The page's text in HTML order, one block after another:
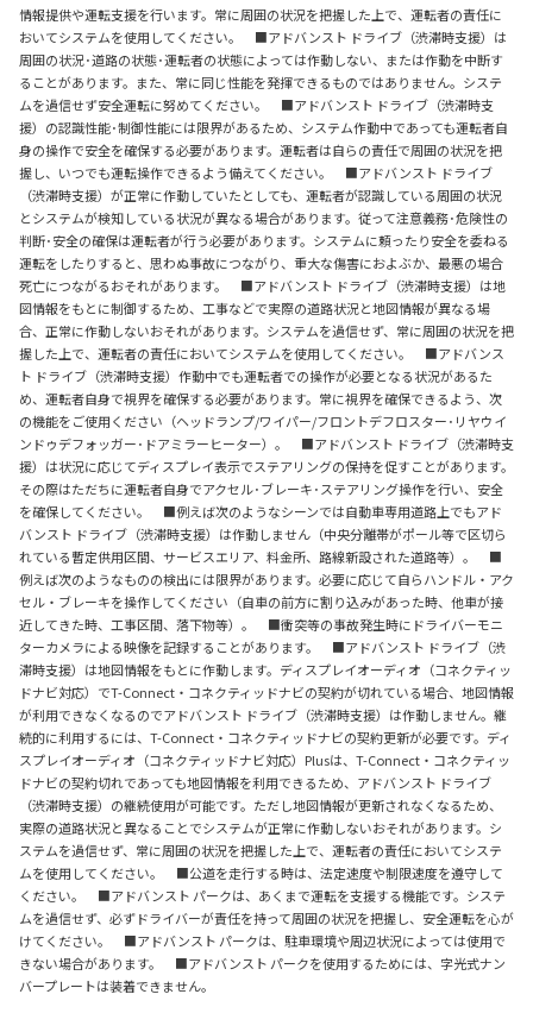
情報提供や運転支援を行います。常に周囲の状況を把握した上で、運転者の責任に
おいてシステムを使用してください。 ■アドバンスト ドライブ（渋滞時支援）は
周囲の状況･道路の状態･運転者の状態によっては作動しない、または作動を中断す
ることがあります。また、常に同じ性能を発揮できるものではありません。システ
ムを過信せず安全運転に努めてください。 ■アドバンスト ドライブ（渋滞時支
援）の認識性能･制御性能には限界があるため、システム作動中であっても運転者自
身の操作で安全を確保する必要があります。運転者は自らの責任で周囲の状況を把
握し、いつでも運転操作できるよう備えてください。 ■アドバンスト ドライブ
（渋滞時支援）が正常に作動していたとしても、運転者が認識している周囲の状況
とシステムが検知している状況が異なる場合があります。従って注意義務･危険性の
判断･安全の確保は運転者が行う必要があります。システムに頼ったり安全を委ねる
運転をしたりすると、思わぬ事故につながり、重大な傷害におよぶか、最悪の場合
死亡につながるおそれがあります。 ■アドバンスト ドライブ（渋滞時支援）は地
図情報をもとに制御するため、工事などで実際の道路状況と地図情報が異なる場
合、正常に作動しないおそれがあります。システムを過信せず、常に周囲の状況を把
握した上で、運転者の責任においてシステムを使用してください。 ■アドバンス
ト ドライブ（渋滞時支援）作動中でも運転者での操作が必要となる状況があるた
め、運転者自身で視界を確保する必要があります。常に視界を確保できるよう、次
の機能をご使用ください（ヘッドランプ/ワイパー/フロントデフロスター･リヤウイ
ンドゥデフォッガー･ドアミラーヒーター）。 ■アドバンスト ドライブ（渋滞時支
援）は状況に応じてディスプレイ表示でステアリングの保持を促すことがあります。
その際はただちに運転者自身でアクセル･ブレーキ･ステアリング操作を行い、安全
を確保してください。 ■例えば次のようなシーンでは自動車専用道路上でもアド
バンスト ドライブ（渋滞時支援）は作動しません（中央分離帯がポール等で区切ら
れている暫定供用区間、サービスエリア、料金所、路線新設された道路等）。 ■
例えば次のようなものの検出には限界があります。必要に応じて自らハンドル・アク
セル・ブレーキを操作してください（自車の前方に割り込みがあった時、他車が接
近してきた時、工事区間、落下物等）。 ■衝突等の事故発生時にドライバーモニ
ターカメラによる映像を記録することがあります。 ■アドバンスト ドライブ（渋
滞時支援）は地図情報をもとに作動します。ディスプレイオーディオ（コネクティッ
ドナビ対応）でT-Connect・コネクティッドナビの契約が切れている場合、地図情報
が利用できなくなるのでアドバンスト ドライブ（渋滞時支援）は作動しません。継
続的に利用するには、T-Connect・コネクティッドナビの契約更新が必要です。ディ
スプレイオーディオ（コネクティッドナビ対応）Plusは、T-Connect・コネクティッ
ドナビの契約切れであっても地図情報を利用できるため、アドバンスト ドライブ
（渋滞時支援）の継続使用が可能です。ただし地図情報が更新されなくなるため、
実際の道路状況と異なることでシステムが正常に作動しないおそれがあります。シ
ステムを過信せず、常に周囲の状況を把握した上で、運転者の責任においてシステ
ムを使用してください。 ■公道を走行する時は、法定速度や制限速度を遵守して
ください。 ■アドバンスト パークは、あくまで運転を支援する機能です。システ
ムを過信せず、必ずドライバーが責任を持って周囲の状況を把握し、安全運転を心が
けてください。 ■アドバンスト パークは、駐車環境や周辺状況によっては使用で
きない場合があります。 ■アドバンスト パークを使用するためには、字光式ナン
バープレートは装着できません。